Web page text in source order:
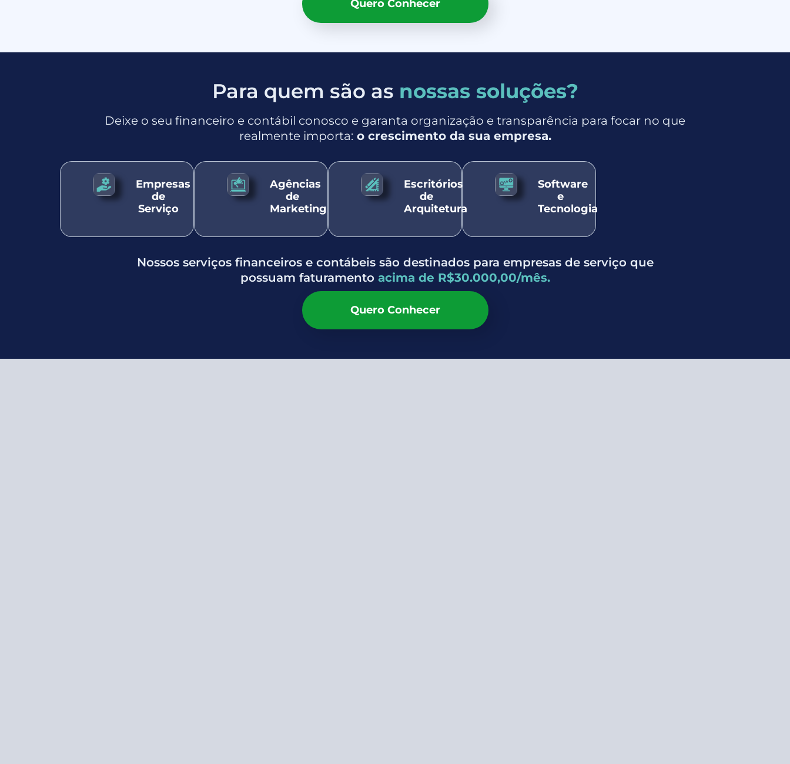
Quero Conhecer
Para quem são as nossas soluções?
Deixe o seu financeiro e contábil conosco e garanta organização e transparência para focar no que
realmente importa: o crescimento da sua empresa.
Empresas
de
Serviço
Agências
de
Marketing
Escritórios
de
Arquitetura
Software
e
Tecnologia
Nossos serviços financeiros e contábeis são destinados para empresas de serviço que
possuam faturamento acima de R$30.000,00/mês.
Quero Conhecer